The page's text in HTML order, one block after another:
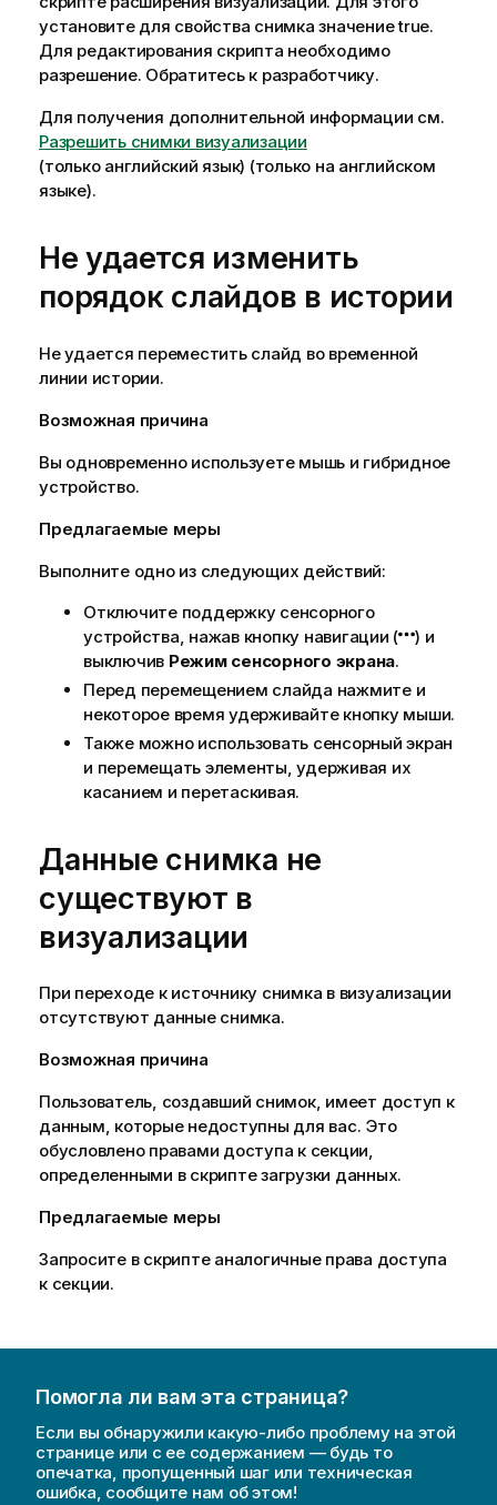
установите для свойства снимка значение true.
Для редактирования скрипта необходимо
разрешение. Обратитесь к разработчику.
Для получения дополнительной информации см.
Разрешить снимки визуализации
(только английский язык) (только на английском
языке).
Не удается изменить
порядок слайдов в истории
Не удается переместить слайд во временной
линии истории.
Возможная причина
Вы одновременно используете мышь и гибридное
устройство.
Предлагаемые меры
Выполните одно из следующих действий:
Отключите поддержку сенсорного
устройства, нажав кнопку навигации (
) и
выключив Режим сенсорного экрана.
Перед перемещением слайда нажмите и
некоторое время удерживайте кнопку мыши.
Также можно использовать сенсорный экран
и перемещать элементы, удерживая их
касанием и перетаскивая.
Данные снимка не
существуют в
визуализации
При переходе к источнику снимка в визуализации
отсутствуют данные снимка.
Возможная причина
Пользователь, создавший снимок, имеет доступ к
данным, которые недоступны для вас. Это
обусловлено правами доступа к секции,
определенными в скрипте загрузки данных.
Предлагаемые меры
Запросите в скрипте аналогичные права доступа
к секции.
Помогла ли вам эта страница?
Если вы обнаружили какую-либо проблему на этой
странице или с ее содержанием — будь то
опечатка, пропущенный шаг или техническая
ошибка, сообщите нам об этом!